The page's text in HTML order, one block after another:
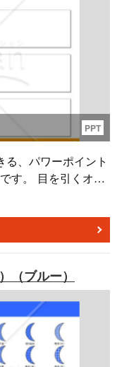
PPT
、パワーポイント
くオレ
は、自社の事業の
書
プレートとして、
ブルー）